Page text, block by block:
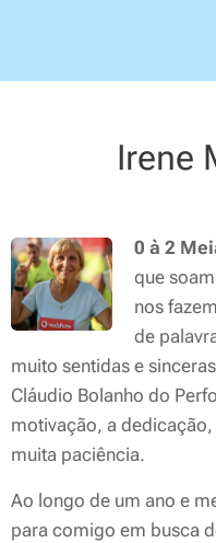
Irene
0 à 2
que
nos
de
muito sentidas e
Cláudio Bolanho do
motivação, a
muita paciência.
Ao longo de um ano e
para comigo em busca